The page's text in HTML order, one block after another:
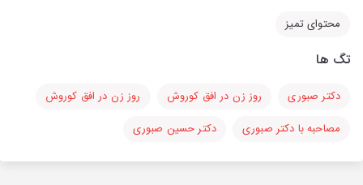
محتوای تمیز
تگ ها
دکتر صبوری روز زن در افق کوروش
روز زن در افق کوروش
مصاحبه با دکتر صبوری
دکتر حسین صبوری